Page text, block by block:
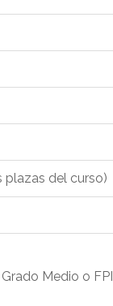
plazas del curso)
Medio o FPI